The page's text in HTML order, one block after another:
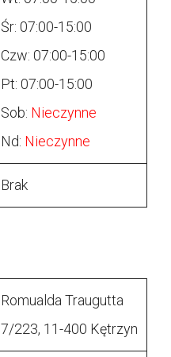
Śr: 07:00-15:00
Czw: 07:00-15:00
Pt: 07:00-15:00
Sob: Nieczynne
Nd: Nieczynne
Brak
Romualda Traugutta
7/223, 11-400 Kętrzyn